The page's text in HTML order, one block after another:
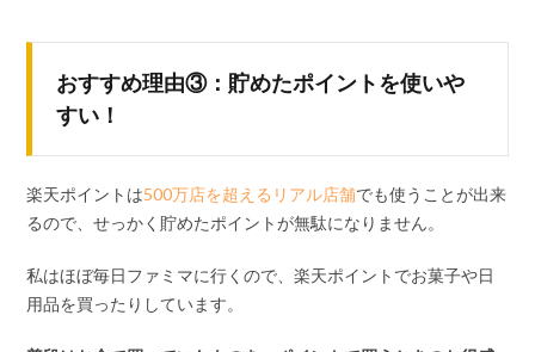
おすすめ理由③：貯めたポイントを使いや
すい！
楽天ポイントは500万店を超えるリアル店舗でも使うことが出来
るので、せっかく貯めたポイントが無駄になりません。
私はほぼ毎日ファミマに行くので、楽天ポイントでお菓子や日
用品を買ったりしています。